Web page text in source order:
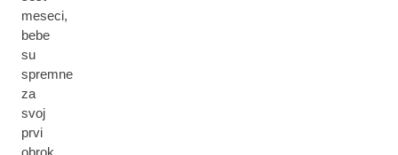
meseci,
bebe
su
spremne
za
svoj
prvi
obrok